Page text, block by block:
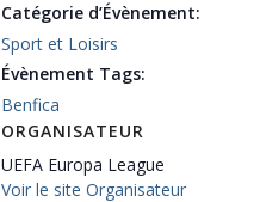
Catégorie d’Évènement:
Sport et Loisirs
Évènement Tags:
Benfica
ORGANISATEUR
UEFA Europa League
Voir le site Organisateur